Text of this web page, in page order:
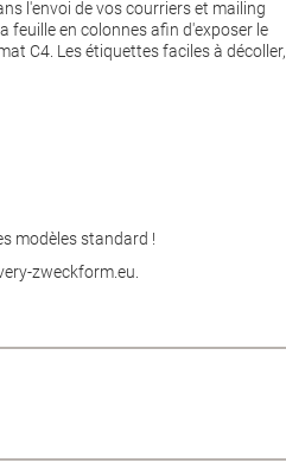
l'envoi de vos courriers et mailing
feuille en colonnes afin d'exposer le
C4. Les étiquettes faciles à décoller,
modèles standard !
zweckform.eu.